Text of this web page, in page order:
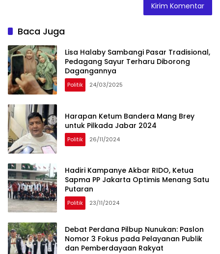
Baca Juga
Lisa Halaby Sambangi Pasar Tradisional,
Pedagang Sayur Terharu Diborong
Dagangannya
Politik 24/03/2025
Harapan Ketum Bandera Mang Brey
untuk Pilkada Jabar 2024
Politik 26/11/2024
Hadiri Kampanye Akbar RIDO, Ketua
Sapma PP Jakarta Optimis Menang Satu
Putaran
Politik 23/11/2024
Debat Perdana Pilbup Nunukan: Paslon
Nomor 3 Fokus pada Pelayanan Publik
dan Pemberdayaan Rakyat